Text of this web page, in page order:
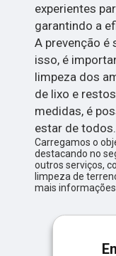
experientes
garantindo a
A prevenção é
isso, é
limpeza dos
de lixo e
medidas, é
estar de todos.
Carregamos o
destacando no
outros serviços,
limpeza de
mais